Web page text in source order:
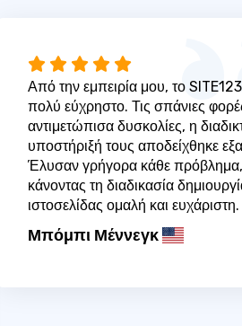
Από την εμπειρία μου, το SITE123
πολύ εύχρηστο. Τις σπάνιες
αντιμετώπισα δυσκολίες, η
υποστήριξή τους αποδείχθηκε
Έλυσαν γρήγορα κάθε πρόβλημα,
κάνοντας τη διαδικασία
ιστοσελίδας ομαλή και ευχάριστη.
Μπόμπι Μέννεγκ